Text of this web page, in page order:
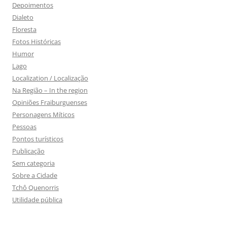
Depoimentos
Dialeto
Floresta
Fotos Históricas
Humor
Lago
Localization / Localização
Na Região – In the region
Opiniões Fraiburguenses
Personagens Míticos
Pessoas
Pontos turísticos
Publicação
Sem categoria
Sobre a Cidade
Tchô Quenorris
Utilidade pública